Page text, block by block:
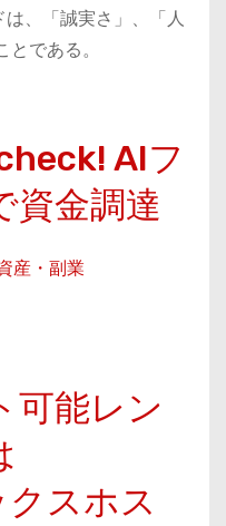
は、「誠実さ」、「人
である。
AIフ
資金調達
産・副業
可能レン
スホス